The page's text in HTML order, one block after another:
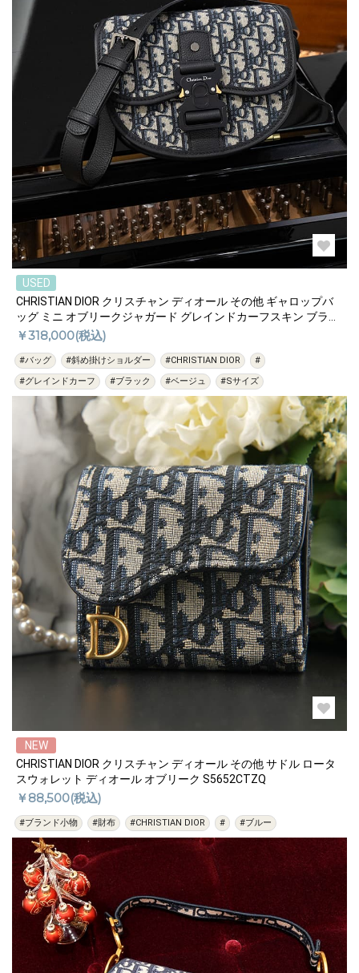
USED
CHRISTIAN DIOR クリスチャン ディオール その他 ギャロップバ
ッグ ミニ オブリークジャガード グレインドカーフスキン ブラッ
ク
￥318,000(税込)
#バッグ #斜め掛けショルダー #CHRISTIAN DIOR
#
#グレインドカーフ
#ブラック #ベージュ #Sサイズ
NEW
CHRISTIAN DIOR クリスチャン ディオール その他 サドル ロータ
スウォレット ディオール オブリーク S5652CTZQ
￥88,500(税込)
#ブランド小物 #財布 #CHRISTIAN DIOR # #ブルー